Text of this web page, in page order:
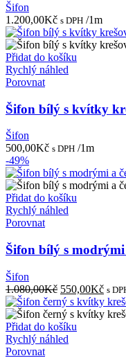
Šifon
1.200,00Kč s DPH /1m
Přidat do košíku
Rychlý náhled
Porovnat
Šifon bílý s kvítky
Šifon
500,00Kč s DPH /1m
-49%
Přidat do košíku
Rychlý náhled
Porovnat
Šifon bílý s
Šifon
1.080,00Kč Původní
cena
byla:
1.080,00Kč.
550,00Kč
cena
je:
s
Přidat do košíku
Rychlý náhled
Porovnat